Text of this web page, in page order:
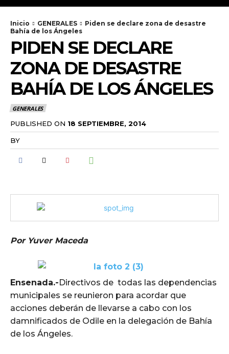
Inicio GENERALES
Piden se declare zona de desastre
Bahía de los Ángeles
PIDEN SE DECLARE
ZONA DE DESASTRE
BAHÍA DE LOS ÁNGELES
GENERALES
PUBLISHED ON 18 SEPTIEMBRE, 2014
BY
Por Yuver Maceda
Ensenada.-Directivos de todas las dependencias
municipales se reunieron para acordar que
acciones deberán de llevarse a cabo con los
damnificados de Odile en la delegación de Bahía
de los Ángeles.